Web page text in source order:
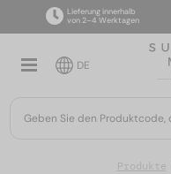
Lieferung innerhalb
von 2–4 Werktagen
DE
Produkte